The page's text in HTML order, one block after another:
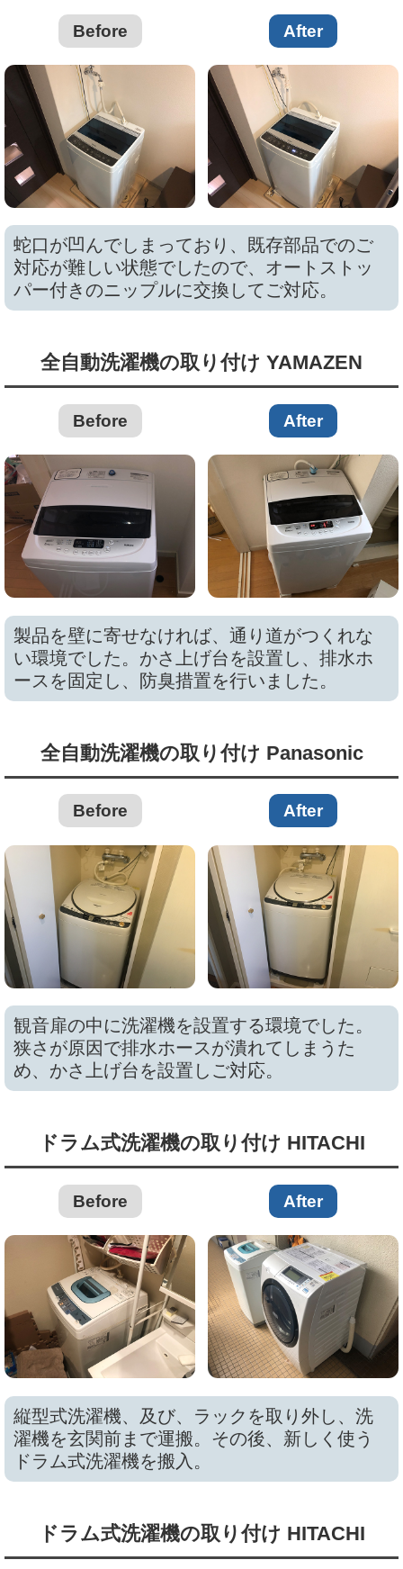
Before After
蛇口が凹んでしまっており、既存部品でのご
対応が難しい状態でしたので、オートストッ
パー付きのニップルに交換してご対応。
全自動洗濯機の取り付け YAMAZEN
Before After
製品を壁に寄せなければ、通り道がつくれな
い環境でした。かさ上げ台を設置し、排水ホ
ースを固定し、防臭措置を行いました。
全自動洗濯機の取り付け Panasonic
Before After
観音扉の中に洗濯機を設置する環境でした。
狭さが原因で排水ホースが潰れてしまうた
め、かさ上げ台を設置しご対応。
ドラム式洗濯機の取り付け HITACHI
Before After
縦型式洗濯機、及び、ラックを取り外し、洗
濯機を玄関前まで運搬。その後、新しく使う
ドラム式洗濯機を搬入。
ドラム式洗濯機の取り付け HITACHI